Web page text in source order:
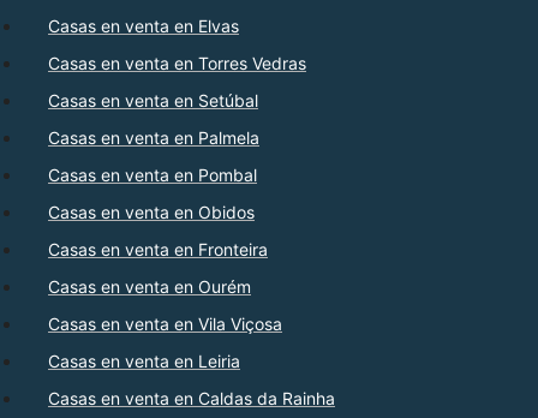
Casas en venta en Elvas
Casas en venta en Torres Vedras
Casas en venta en Setúbal
Casas en venta en Palmela
Casas en venta en Pombal
Casas en venta en Obidos
Casas en venta en Fronteira
Casas en venta en Ourém
Casas en venta en Vila Viçosa
Casas en venta en Leiria
Casas en venta en Caldas da Rainha